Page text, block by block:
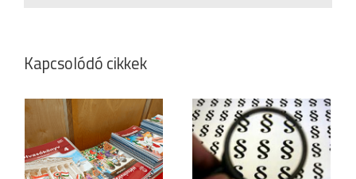
Kapcsolódó cikkek